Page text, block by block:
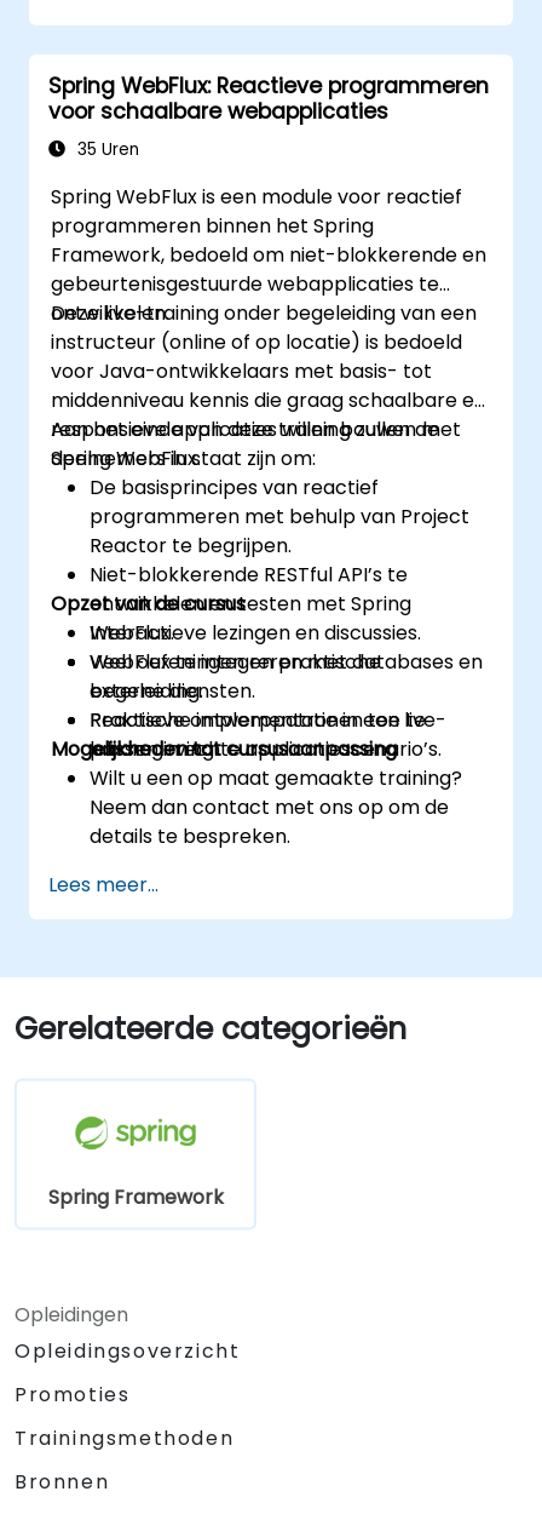
Spring WebFlux: Reactieve programmeren
voor schaalbare webapplicaties
35 Uren
Spring WebFlux is een module voor reactief
programmeren binnen het Spring
Framework, bedoeld om niet-blokkerende en
gebeurtenisgestuurde webapplicaties te
ontwikkelen.
Deze live-training onder begeleiding van een
instructeur (online of op locatie) is bedoeld
voor Java-ontwikkelaars met basis- tot
middenniveau kennis die graag schaalbare en
responsieve applicaties willen bouwen met
Spring WebFlux.
Aan het einde van deze training zullen de
deelnemers in staat zijn om:
De basisprincipes van reactief
programmeren met behulp van Project
Reactor te begrijpen.
Niet-blokkerende RESTful API’s te
ontwikkelen en testen met Spring
WebFlux.
WebFlux te integreren met databases en
externe diensten.
Reactieve ontwerppatronen toe te
passen in echte applicatiescenario’s.
Opzet van de cursus
Interactieve lezingen en discussies.
Veel oefeningen en praktische
begeleiding.
Praktische implementatie in een live-
labomgeving.
Mogelijkheden tot cursusaanpassing
Wilt u een op maat gemaakte training?
Neem dan contact met ons op om de
details te bespreken.
Lees meer...
Gerelateerde categorieën
Spring Framework
Opleidingen
Opleidingsoverzicht
Promoties
Trainingsmethoden
Bronnen